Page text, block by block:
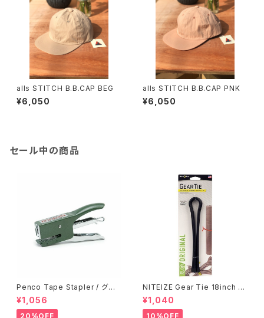
alls STITCH B.B.CAP BEG
¥6,050
alls STITCH B.B.CAP PNK
¥6,050
セール中の商品
Penco Tape Stapler / グリ
ーン
¥1,056
20%OFF
NITEIZE Gear Tie 18inch /
ブラック
¥1,040
10%OFF